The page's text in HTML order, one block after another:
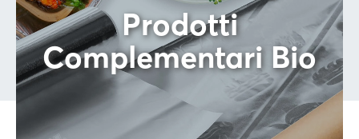
Prodotti
Complementari Bio